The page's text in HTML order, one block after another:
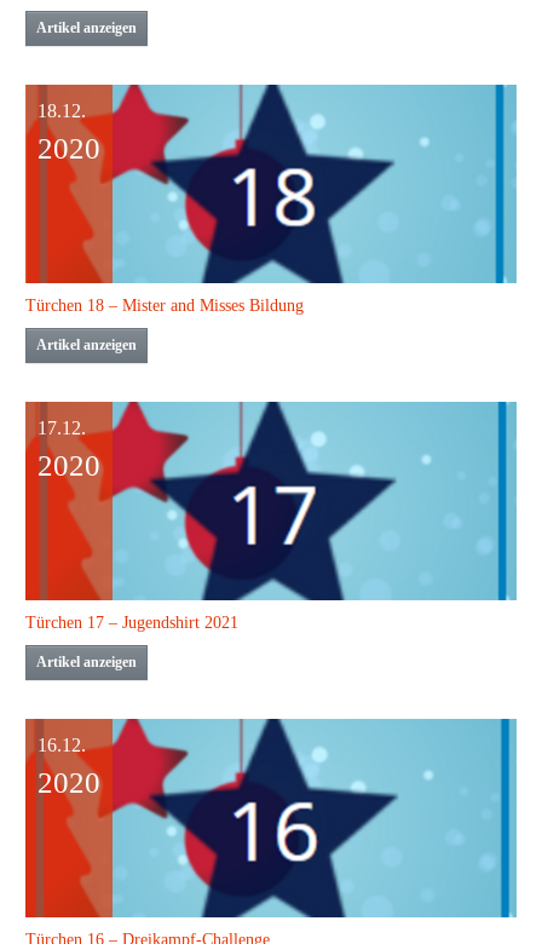
Artikel anzeigen
18.12.
2020
Türchen 18 – Mister and Misses Bildung
Artikel anzeigen
17.12.
2020
Türchen 17 – Jugendshirt 2021
Artikel anzeigen
16.12.
2020
Türchen 16 – Dreikampf-Challenge